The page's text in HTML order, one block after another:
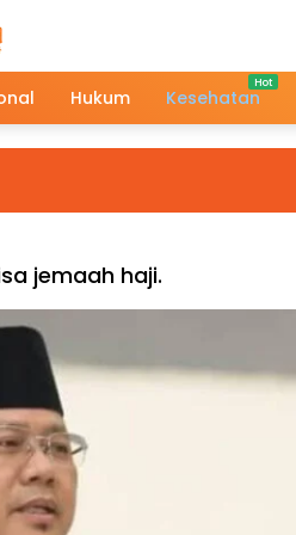
Hukum Kesehatan
jemaah haji.